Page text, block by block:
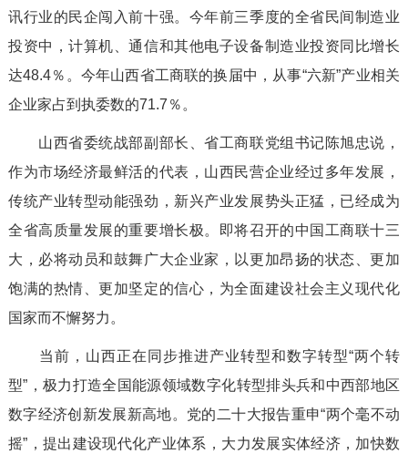
讯行业的民企闯入前十强。今年前三季度的全省民间制造业
投资中，计算机、通信和其他电子设备制造业投资同比增长
达48.4％。今年山西省工商联的换届中，从事“六新”产业相关
企业家占到执委数的71.7％。
山西省委统战部副部长、省工商联党组书记陈旭忠说，
作为市场经济最鲜活的代表，山西民营企业经过多年发展，
传统产业转型动能强劲，新兴产业发展势头正猛，已经成为
全省高质量发展的重要增长极。即将召开的中国工商联十三
大，必将动员和鼓舞广大企业家，以更加昂扬的状态、更加
饱满的热情、更加坚定的信心，为全面建设社会主义现代化
国家而不懈努力。
当前，山西正在同步推进产业转型和数字转型“两个转
型”，极力打造全国能源领域数字化转型排头兵和中西部地区
数字经济创新发展新高地。党的二十大报告重申“两个毫不动
摇”，提出建设现代化产业体系，大力发展实体经济，加快数